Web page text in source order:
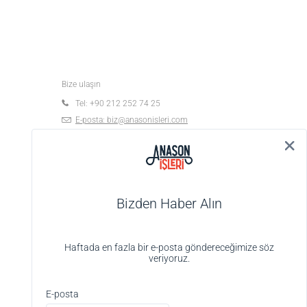
Bize ulaşın
Tel: +90 212 252 74 25
E-posta: biz@anasonisleri.com
No:4 K:1 D:4, 34363 Şişli-İstanbul
Bizden Haber Alın
Haftada en fazla bir e-posta göndereceğimize söz
veriyoruz.
E-posta